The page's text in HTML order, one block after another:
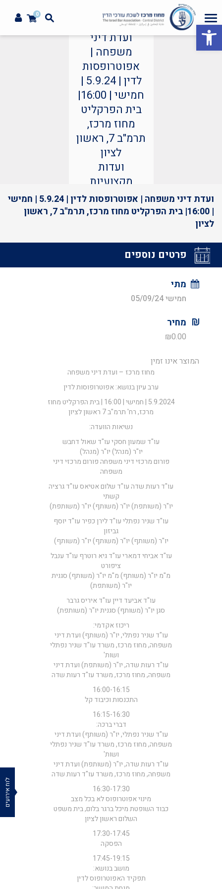
פתח סרגל נגישות
0
ועדת דיני
משפחה |
אפוטרופסות
לדין | 5.9.24 |
חמישי | 16:00|
בית הפרקליט
מחוז מרכז,
תרמ"ב 7, ראשון
לציון
ועדות
מקצועיות
ועדת דיני משפחה | אפוטרופסות לדין | 5.9.24 | חמישי
| 16:00| בית הפרקליט מחוז מרכז, תרמ"ב 7, ראשון
לציון
פרטים נוספים
מתי
חמישי 05/09/24
מחיר
₪0.00
המוצר אינו זמין
מחוז מרכז – ועדת דיני משפחה
ערב עיון בנושא: אפוטרופוסות לדין
5.9.2024 | חמישי | 16:00 | בית הפרקליט מחוז
מרכז, רח' תרמ"ב 7 ראשון לציון
נשיאות הוועדה:
עו"ד שמעון חסקי עו"ד שאול דחבש
יו"ר (מנהל) יו"ר (מנהל)
פורום מרכזי דיני משפחה פורום מרכזי דיני
משפחה
עו"ד רעות שדה עו"ד שלום אטיאס עו"ד גרציה
קשתי
יו"ר (משותפת) יו"ר (משותף) יו"ר (משותפת)
עו"ד שניר נפתלי עו"ד לירן כפיר עו"ד יוסף
גביזון
יו"ר (משותף) יו"ר (משותף) יו"ר (משותף)
עו"ד אביחי דמארי עו"ד גיא רוטרף עו"ד ענבל
ציפורט
מ"מ יו"ר (משותף) מ"מ יו"ר (משותף) סגנית
יו"ר (משותפת)
עו"ד אביעד דיין עו"ד איריס גרבר
סגן יו"ר (משותף) סגנית יו"ר (משותפת)
ריכוז אקדמי:
עו"ד שניר נפתלי, יו"ר (משותף) ועדת דיני
משפחה, מחוז מרכז, משרד עו"ד שניר נפתלי
ושות'
עו"ד רעות שדה, יו"ר (משותפת) ועדת דיני
משפחה, מחוז מרכז, משרד עו"ד רעות שדה
16:00-16:15
התכנסות וכיבוד קל
16:15-16:30
דברי ברכה:
עו"ד שניר נפתלי, יו"ר (משותף) ועדת דיני
משפחה, מחוז מרכז, משרד עו"ד שניר נפתלי
ושות'
עו"ד רעות שדה, יו"ר (משותפת) ועדת דיני
משפחה, מחוז מרכז, משרד עו"ד רעות שדה
16:30-17:30
מינוי אפוטרופוס לא בכל מצב
כבוד השופטת מיכל ברגר בלום, בית משפט
השלום ראשון לציון
17:30-17:45
הפסקה
17:45-19:15
מושב בנושא:
תפקיד האפוטרופוס לדין
לוח אירועים